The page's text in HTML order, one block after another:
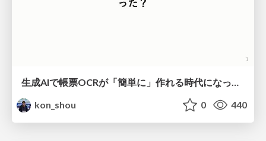
kon_shou
0 440